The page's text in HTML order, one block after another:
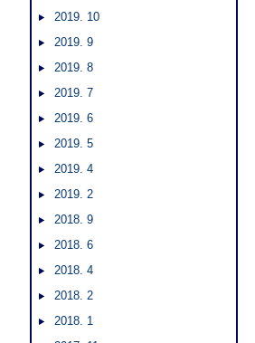
2019. 10
2019. 9
2019. 8
2019. 7
2019. 6
2019. 5
2019. 4
2019. 2
2018. 9
2018. 6
2018. 4
2018. 2
2018. 1